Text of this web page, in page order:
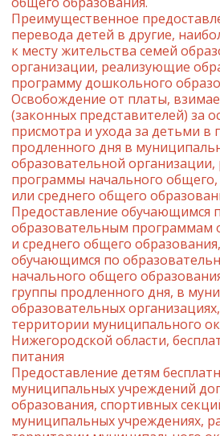
Преимущественное
перевода детей в другие,
к месту жительства семей
организации, реализующие
программу дошкольного
Освобождение от платы,
(законных представителей) за
присмотра и ухода за детьми в
продленного дня в
образовательной
программы начального
или среднего общего
Предоставление обучающимся
образовательным программам
и среднего общего
обучающимся по
начального общего
группы продленного дня, в
образовательных
территории муниципального
Нижегородской области,
питания
Предоставление детям
муниципальных учреждений
образования, спортивных
муниципальных учреждениях,